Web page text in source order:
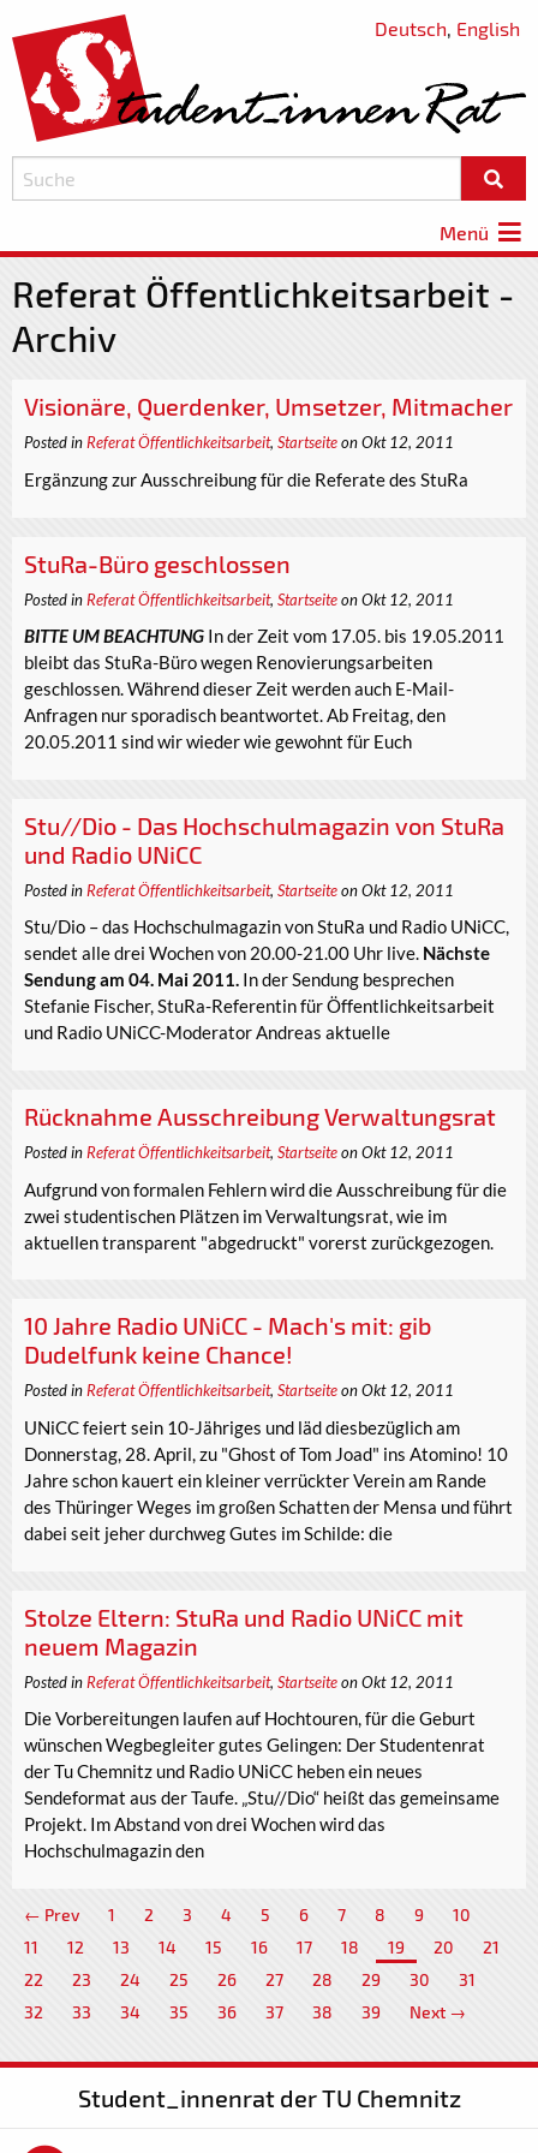
Deutsch, English
Menü
Referat Öffentlichkeitsarbeit -
Archiv
Visionäre, Querdenker, Umsetzer, Mitmacher
Posted inReferat Öffentlichkeitsarbeit, Startseiteon Okt 12, 2011
Ergänzung zur Ausschreibung für die Referate des StuRa
StuRa-Büro geschlossen
Posted in Referat Öffentlichkeitsarbeit, Startseiteon Okt 12, 2011
BITTE UM BEACHTUNG In der Zeit vom 17.05. bis 19.05.2011
bleibt das StuRa-Büro wegen Renovierungsarbeiten
geschlossen. Während dieser Zeit werden auch E-Mail-
Anfragen nur sporadisch beantwortet. Ab Freitag, den
20.05.2011 sind wir wieder wie gewohnt für Euch
Stu//Dio - Das Hochschulmagazin von StuRa
und Radio UNiCC
Posted in Referat Öffentlichkeitsarbeit, Startseiteon Okt 12, 2011
Stu/Dio – das Hochschulmagazin von StuRa und Radio UNiCC,
sendet alle drei Wochen von 20.00-21.00 Uhr live. Nächste
Sendung am 04. Mai 2011. In der Sendung besprechen
Stefanie Fischer, StuRa-Referentin für Öffentlichkeitsarbeit
und Radio UNiCC-Moderator Andreas aktuelle
Rücknahme Ausschreibung Verwaltungsrat
Posted in Referat Öffentlichkeitsarbeit, Startseiteon Okt 12, 2011
Aufgrund von formalen Fehlern wird die Ausschreibung für die
zwei studentischen Plätzen im Verwaltungsrat, wie im
aktuellen transparent "abgedruckt" vorerst zurückgezogen.
10 Jahre Radio UNiCC - Mach's mit: gib
Dudelfunk keine Chance!
Posted inReferat Öffentlichkeitsarbeit, Startseiteon Okt 12, 2011
UNiCC feiert sein 10-Jähriges und läd diesbezüglich am
Donnerstag, 28. April, zu "Ghost of Tom Joad" ins Atomino! 10
Jahre schon kauert ein kleiner verrückter Verein am Rande
des Thüringer Weges im großen Schatten der Mensa und führt
dabei seit jeher durchweg Gutes im Schilde: die
Stolze Eltern: StuRa und Radio UNiCC mit
neuem Magazin
Posted in Referat Öffentlichkeitsarbeit, Startseiteon Okt 12, 2011
Die Vorbereitungen laufen auf Hochtouren, für die Geburt
wünschen Wegbegleiter gutes Gelingen: Der Studentenrat
der Tu Chemnitz und Radio UNiCC heben ein neues
Sendeformat aus der Taufe. „Stu//Dio“ heißt das gemeinsame
Projekt. Im Abstand von drei Wochen wird das
Hochschulmagazin den
← Prev 1 2 3 4 5 6 7 8 9
10
11
12 13 14 15 16 17 18 19 20
21
22
23 24 25 26 27 28 29 30
31
32
33 34 35 36 37 38 39 Next →
Student_innenrat der TU Chemnitz